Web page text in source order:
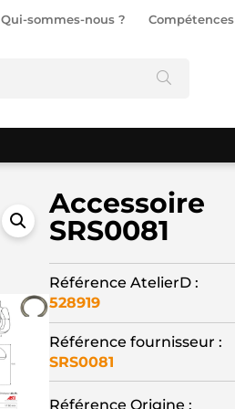
Qui-sommes-nous ? Compétences
Accessoire
SRS0081
Référence AtelierD :
528919
Référence fournisseur :
SRS0081
Référence Origine :